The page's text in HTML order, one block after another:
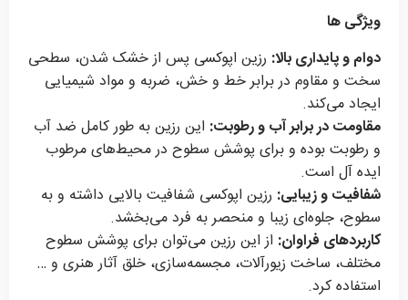
ویژگی ها
دوام و پایداری بالا: رزین اپوکسی پس از خشک شدن، سطحی
سخت و مقاوم در برابر خط و خش، ضربه و مواد شیمیایی
ایجاد می‌کند.
مقاومت در برابر آب و رطوبت: این رزین به طور کامل ضد آب
و رطوبت بوده و برای پوشش سطوح در محیط‌های مرطوب
ایده آل است.
شفافیت و زیبایی: رزین اپوکسی شفافیت بالایی داشته و به
سطوح، جلوه‌ای زیبا و منحصر به فرد می‌بخشد.
کاربردهای فراوان: از این رزین می‌توان برای پوشش سطوح
مختلف، ساخت زیورآلات، مجسمه‌سازی، خلق آثار هنری و …
استفاده کرد.